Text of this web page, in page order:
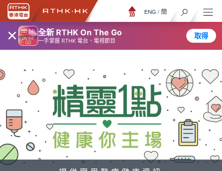
× 全新 RTHK On The Go
一手掌握 RTHK 電台、電視節目
取得
ENG / 簡